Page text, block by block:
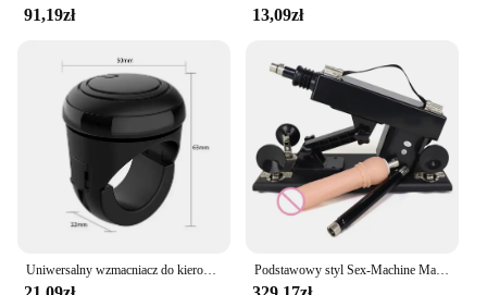
91,19zł 13,09zł
Uniwersalny wzmacniacz do kierownicy samochodu 360 stopni obracający się powerball oszczędza wysiłek metalowe łożysko uchwyt zasilający sferyczne Podstawowy styl Sex-Machine Masturbator dla mężczyzn i kobiet z 7 dyszami wibratory miłość chowany maszyna wibrator Sex Toy